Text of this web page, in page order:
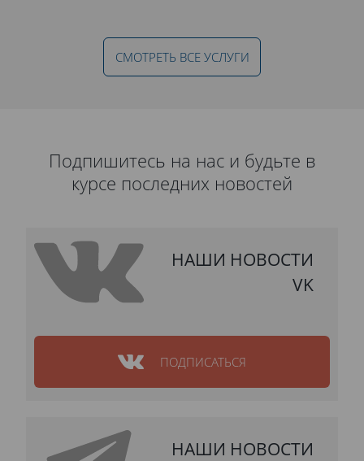
СМОТРЕТЬ ВСЕ УСЛУГИ
Подпишитесь на нас и будьте в
курсе последних новостей
НАШИ НОВОСТИ
VK
ПОДПИСАТЬСЯ
НАШИ НОВОСТИ